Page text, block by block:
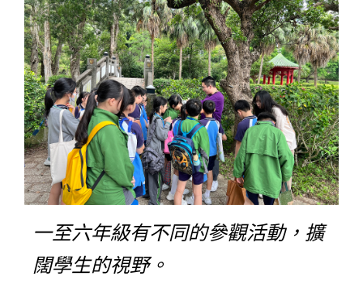
一至六年級有不同的參觀活動，擴
闊學生的視野。